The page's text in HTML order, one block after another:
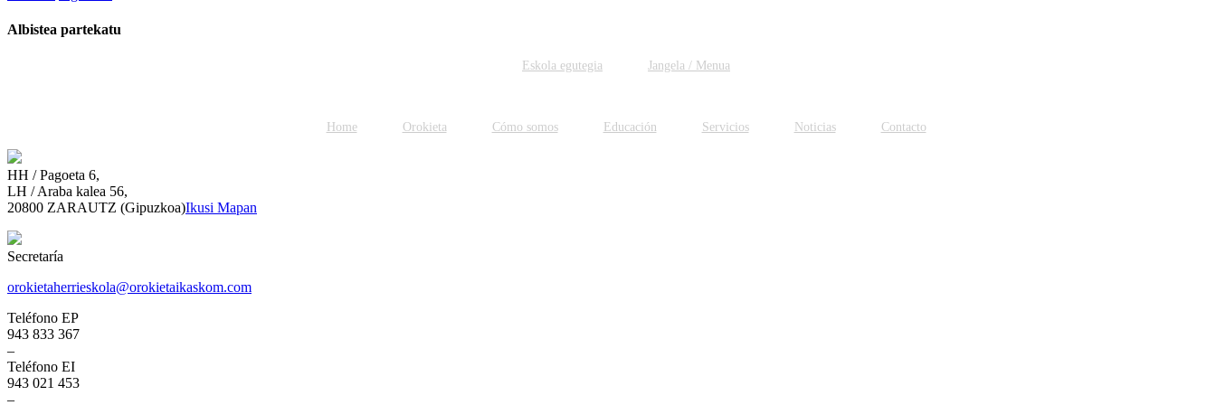
Albistea partekatu
Eskola egutegia Jangela / Menua
Home Orokieta Cómo somos Educación Servicios Noticias Contacto
HH / Pagoeta 6,
LH / Araba kalea 56,
20800 ZARAUTZ (Gipuzkoa)Ikusi Mapan
Secretaría
orokietaherrieskola@orokietaikaskom.com
Teléfono EP
943 833 367
–
Teléfono EI
943 021 453
–